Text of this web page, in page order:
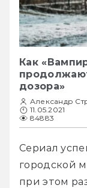
Как
дозора»
Александр
11.05.2021
84883
Сериал
городской
при этом